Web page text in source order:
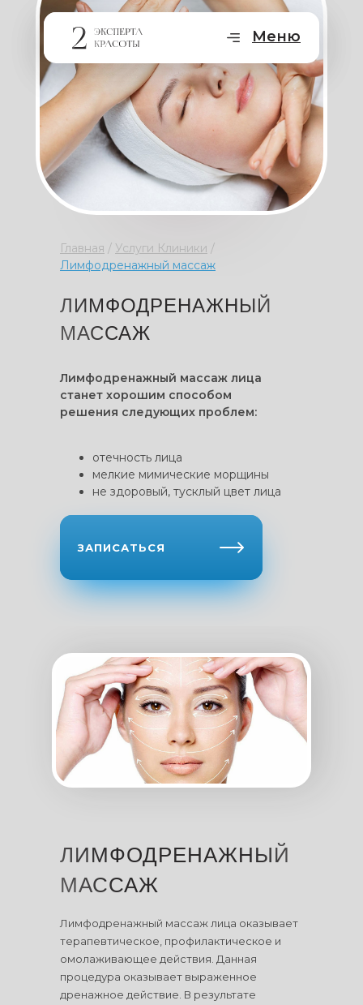
Меню
Главная / Услуги Клиники /
Лимфодренажный массаж
ЛИМФОДРЕНАЖНЫЙ
МАССАЖ
Лимфодренажный массаж лица
станет хорошим способом
решения следующих проблем:
отечность лица
мелкие мимические морщины
не здоровый, тусклый цвет лица
ЗАПИСАТЬСЯ
Лимфодренажный массаж лица оказывает
терапевтическое, профилактическое и
омолаживающее действия. Данная
процедура оказывает выраженное
дренажное действие. В результате
ЛИМФОДРЕНАЖНЫЙ
МАССАЖ